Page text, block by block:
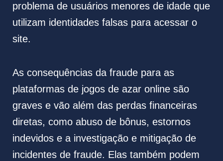
problema de usuários menores de idade que
utilizam identidades falsas para acessar o
site.
As consequências da fraude para as
plataformas de jogos de azar online são
graves e vão além das perdas financeiras
diretas, como abuso de bônus, estornos
indevidos e a investigação e mitigação de
incidentes de fraude. Elas também podem